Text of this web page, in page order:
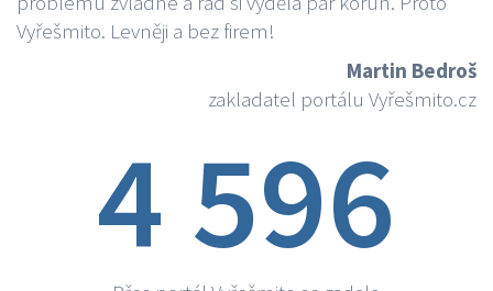
Vyřešmito. Levněji a bez firem!
Martin Bedroš
zakladatel portálu Vyřešmito.cz
4 596